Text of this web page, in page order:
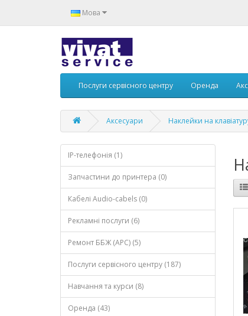
Мова
Послуги сервісного центру Оренда
Аксесуари Наклейки на
IP-телефонія (1)
Запчастини до принтера (0)
Кабелі Audio-cabels (0)
Рекламні послуги (6)
Ремонт ББЖ (APC) (5)
Послуги сервісного центру (187)
Навчання та курси (8)
Оренда (43)